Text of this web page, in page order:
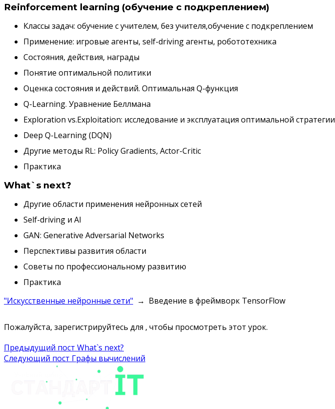
Reinforcement learning (обучение с подкреплением)
Классы задач: обучение с учителем, без учителя,обучение с подкреплением
Применение: игровые агенты, self-driving агенты, робототехника
Состояния, действия, награды
Понятие оптимальной политики
Оценка состояния и действий. Оптимальная Q-функция
Q-Learning. Уравнение Беллмана
Exploration vs.Exploitation: исследование и эксплуатация оптимальной стратегии
Deep Q-Learning (DQN)
Другие методы RL: Policy Gradients, Actor-Critic
Практика
What`s next?
Другие области применения нейронных сетей
Self-driving и AI
GAN: Generative Adversarial Networks
Перспективы развития области
Советы по профессиональному развитию
Практика
"Искусственные нейронные сети"
Введение в фреймворк TensorFlow
Пожалуйста, зарегистрируйтесь для , чтобы просмотреть этот урок.
Навигация
по
записям
Предыдущий пост What`s next?
Следующий пост Графы вычислений